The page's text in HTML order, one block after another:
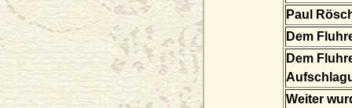
Paul
Dem
Dem
Weiter